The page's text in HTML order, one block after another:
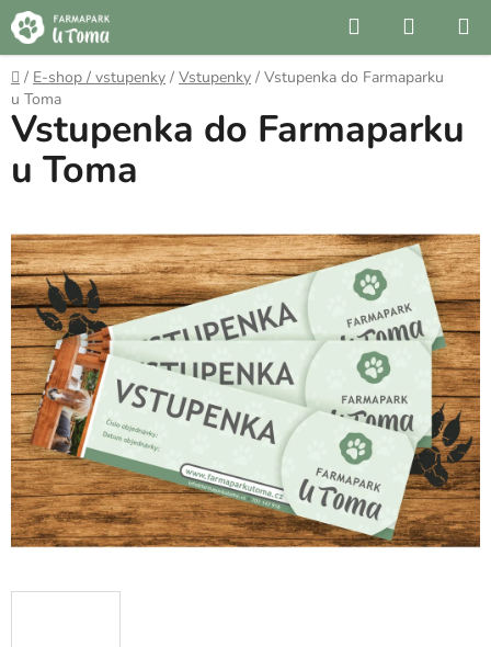
Přejít
na
obsah
Hledat
KOŠÍK
Domů
/ E-shop / vstupenky / Vstupenky / Vstupenka do Farmaparku
u Toma
Vstupenka do Farmaparku
u Toma